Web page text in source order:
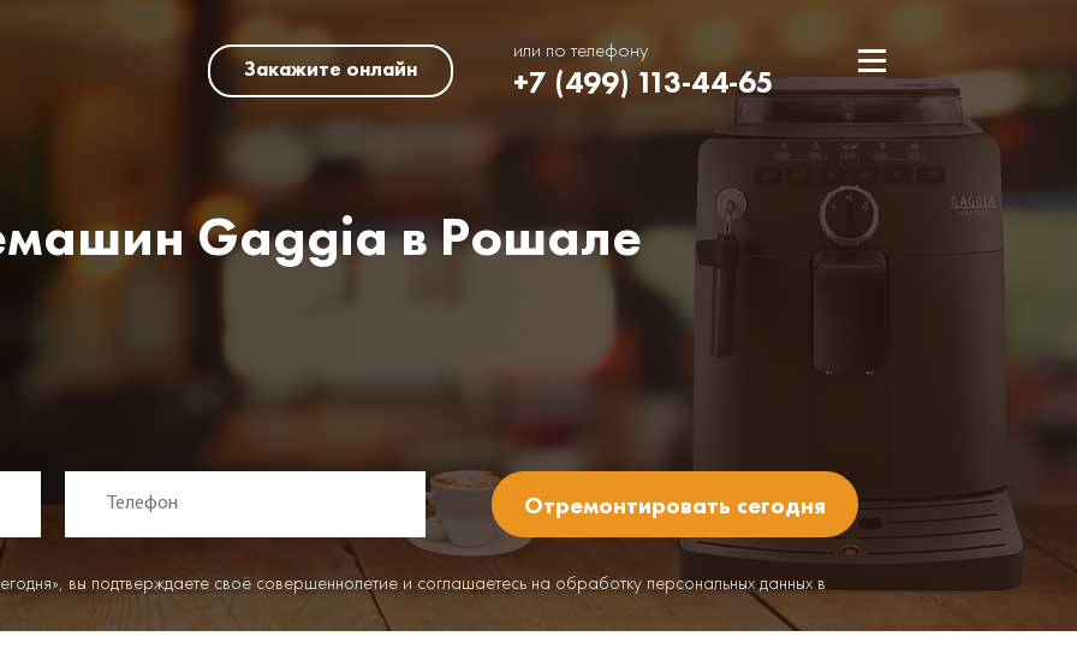
или по телефону
+7 (499) 113-44-65
Закажите онлайн
Gaggia в Рошале
вы подтверждаете своё совершеннолетие и соглашаетесь на обработку персональных данных в